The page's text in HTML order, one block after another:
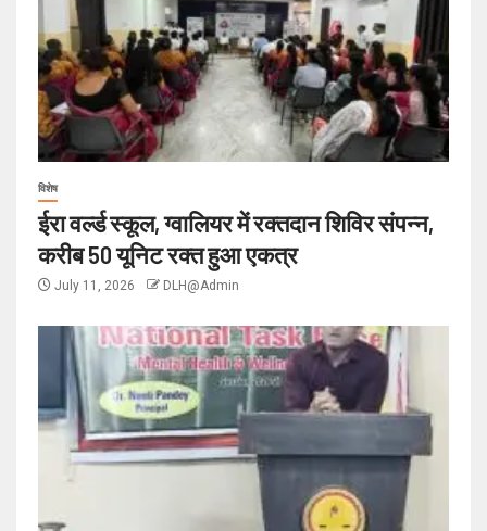
विशेष
ईरा वर्ल्ड स्कूल, ग्वालियर में रक्तदान शिविर संपन्न,
करीब 50 यूनिट रक्त हुआ एकत्र
July 11, 2026 DLH@Admin